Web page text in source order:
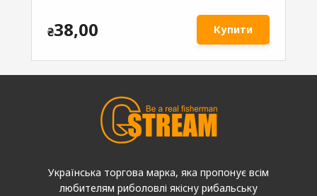
₴38,00 Купити
Українська торгова марка, яка пропонує всім
любителям риболовлі якісну рибальську